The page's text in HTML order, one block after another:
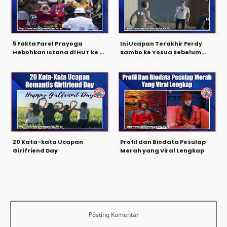
5 Fakta Farel Prayoga
Hebohkan Istana di HUT ke -
Ini Ucapan Terakhir Ferdy
Sambo ke Yosua Sebelum
20 Kata-kata Ucapan
Girlfriend Day
Profil dan Biodata Pesulap
Merah yang Viral Lengkap